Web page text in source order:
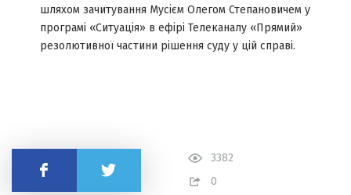
шляхом зачитування Мусієм Олегом Степановичем у
програмі «Ситуація» в ефірі Телеканалу «Прямий»
резолютивної частини рішення суду у цій справі.
3382
0
Поділитись